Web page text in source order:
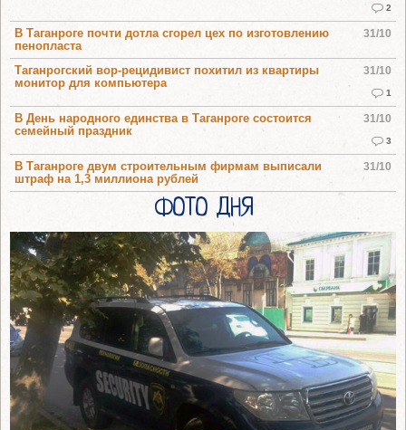
2
31/10
В Таганроге почти дотла сгорел цех по изготовлению
пенопласта
31/10
1
Таганрогский вор-рецидивист похитил из квартиры
монитор для компьютера
31/10
3
В День народного единства в Таганроге состоится
семейный праздник
31/10
В Таганроге двум строительным фирмам выписали
штраф на 1,3 миллиона рублей
ФОТО ДНЯ